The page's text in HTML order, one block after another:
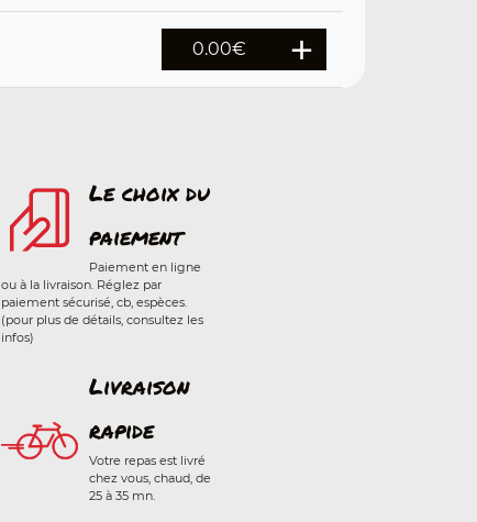
0.00€
Le choix du
paiement
Paiement en ligne
ou à la livraison. Réglez par
paiement sécurisé, cb, espèces.
(pour plus de détails, consultez les
infos)
Livraison
rapide
Votre repas est livré
chez vous, chaud, de
25 à 35 mn.